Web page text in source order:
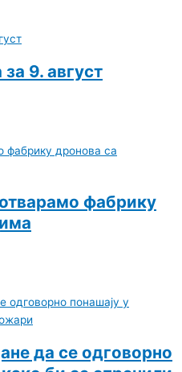
9. август
фабрику
да се одговорно